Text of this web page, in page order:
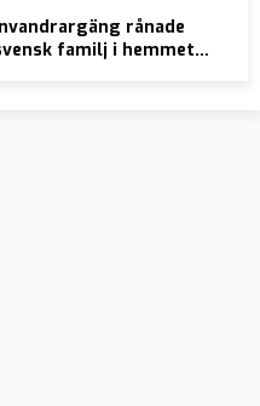
rånade
familj i hemmet